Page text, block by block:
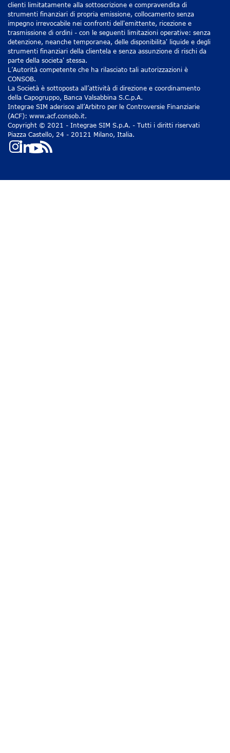
clienti limitatamente alla sottoscrizione e compravendita di
strumenti finanziari di propria emissione, collocamento senza
impegno irrevocabile nei confronti dell'emittente, ricezione e
trasmissione di ordini - con le seguenti limitazioni operative: senza
detenzione, neanche temporanea, delle disponibilita' liquide e degli
strumenti finanziari della clientela e senza assunzione di rischi da
parte della societa' stessa.
L’Autorità competente che ha rilasciato tali autorizzazioni è
CONSOB.
La Società è sottoposta all’attività di direzione e coordinamento
della Capogruppo, Banca Valsabbina S.C.p.A.
Integrae SIM aderisce all’Arbitro per le Controversie Finanziarie
(ACF): www.acf.consob.it.
Copyright © 2021 - Integrae SIM S.p.A. - Tutti i diritti riservati
Piazza Castello, 24 - 20121 Milano, Italia.